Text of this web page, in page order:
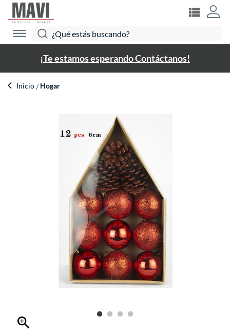
¡Te estamos esperando Contáctanos!
Inicio Hogar
zoom_in